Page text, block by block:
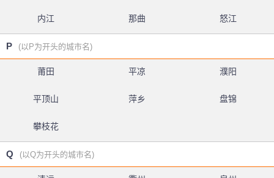
内江 那曲 怒江
P (以P为开头的城市名)
莆田 平凉 濮阳
平顶山 萍乡 盘锦
攀枝花
Q (以Q为开头的城市名)